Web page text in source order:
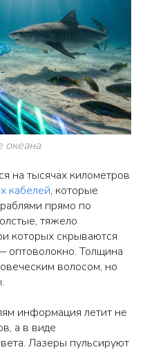
океана
на тысячах километров
кабелей, которые
прямо по
тяжело
которых скрываются
оптоволокно. Толщина
волосом, но
информация летит не
а в виде
Лазеры пульсируют